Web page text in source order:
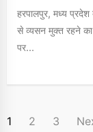
हरपालपुर, मध्य प्रदेश
से व्यसन मुक्त रहने
पर...
POSTS
1 2 3